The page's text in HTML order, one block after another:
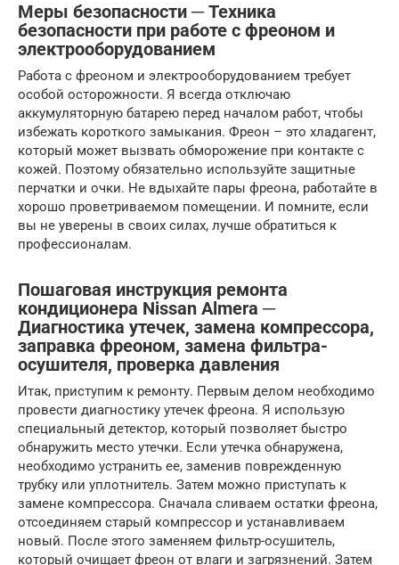
Меры безопасности ─ Техника
безопасности при работе с фреоном и
электрооборудованием
Работа с фреоном и электрооборудованием требует
особой осторожности. Я всегда отключаю
аккумуляторную батарею перед началом работ, чтобы
избежать короткого замыкания. Фреон – это хладагент,
который может вызвать обморожение при контакте с
кожей. Поэтому обязательно используйте защитные
перчатки и очки. Не вдыхайте пары фреона, работайте в
хорошо проветриваемом помещении. И помните, если
вы не уверены в своих силах, лучше обратиться к
профессионалам.
Пошаговая инструкция ремонта
кондиционера Nissan Almera ─
Диагностика утечек, замена компрессора,
заправка фреоном, замена фильтра-
осушителя, проверка давления
Итак, приступим к ремонту. Первым делом необходимо
провести диагностику утечек фреона. Я использую
специальный детектор, который позволяет быстро
обнаружить место утечки. Если утечка обнаружена,
необходимо устранить ее, заменив поврежденную
трубку или уплотнитель. Затем можно приступать к
замене компрессора. Сначала сливаем остатки фреона,
отсоединяем старый компрессор и устанавливаем
новый. После этого заменяем фильтр-осушитель,
который очищает фреон от влаги и загрязнений. Затем